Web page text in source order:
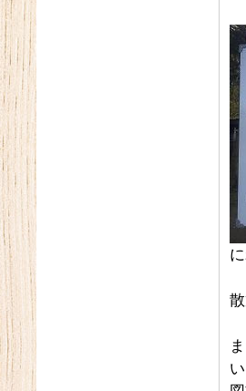
い